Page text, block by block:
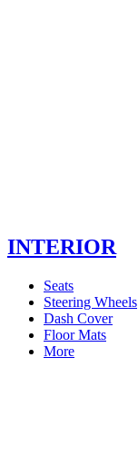
INTERIOR
Seats
Steering Wheels
Dash Cover
Floor Mats
More